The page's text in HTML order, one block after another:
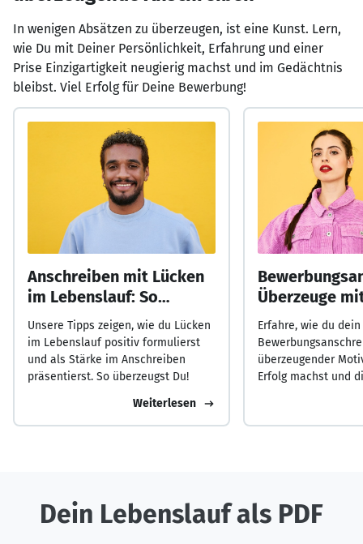
In wenigen Absätzen zu überzeugen, ist eine Kunst. Lern,
wie Du mit Deiner Persönlichkeit, Erfahrung und einer
Prise Einzigartigkeit neugierig machst und im Gedächtnis
bleibst. Viel Erfolg für Deine Bewerbung!
Anschreiben mit Lücken
im Lebenslauf: So
überzeugst Du!
Unsere Tipps zeigen, wie du Lücken
im Lebenslauf positiv formulierst
und als Stärke im Anschreiben
präsentierst. So überzeugst Du!
Weiterlesen
Überzeuge
Motivation!
Erfahre, wie du dein
überzeugender
Erfolg machst und
Dein Lebenslauf als PDF